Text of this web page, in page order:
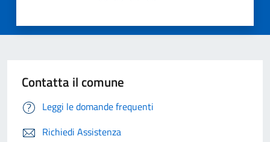
Contatta il comune
Leggi le domande frequenti
Richiedi Assistenza